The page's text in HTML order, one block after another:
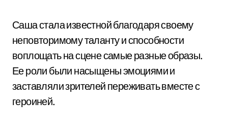
Саша стала известной благодаря своему
неповторимому таланту и способности
воплощать на сцене самые разные образы.
Ее роли были насыщены эмоциями и
заставляли зрителей переживать вместе с
героиней.